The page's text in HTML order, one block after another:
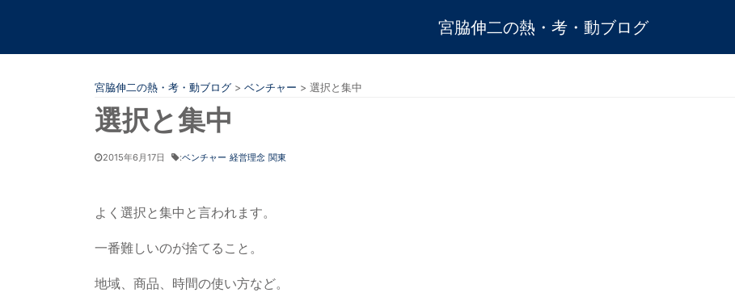
宮脇伸二の熱・考・動ブログ
宮脇伸二の熱・考・動ブログ > ベンチャー > 選択と集中
選択と集中
2015年6月17日 :ベンチャー 経営理念 関東
よく選択と集中と言われます。
一番難しいのが捨てること。
地域、商品、時間の使い方など。